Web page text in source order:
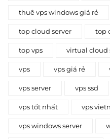
thuê vps windows giá rẻ
top cloud server top
top vps virtual cloud
vps vps giá rẻ
vps server vps ssd
vps tốt nhất vps
vps windows server